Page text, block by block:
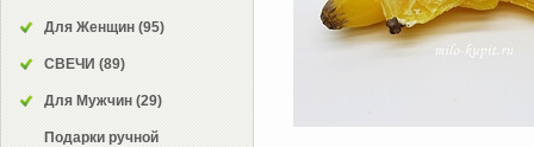
Для Женщин (95)
СВЕЧИ (89)
Для Мужчин (29)
Подарки ручной